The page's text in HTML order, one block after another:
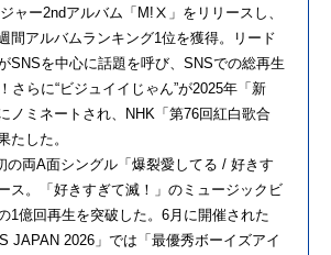
ャー2ndアルバム「M!Ⅹ」をリリースし、
間アルバムランキング1位を獲得。リード
SNSを中心に話題を呼び、SNSでの総再生
さらに“ビジュイイじゃん”が2025年「新
ノミネートされ、NHK「第76回紅白歌合
たした。
の両A面シングル「爆裂愛してる / 好きす
ス。「好きすぎて滅！」のミュージックビ
1億回再生を突破した。6月に開催された
JAPAN 2026」では「最優秀ボーイズアイ